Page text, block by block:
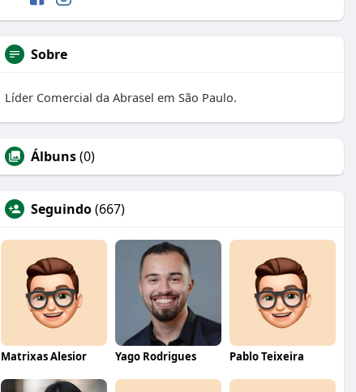
Sobre
Líder Comercial da Abrasel em São Paulo.
Álbuns(0)
Seguindo(667)
Matrixas Alesior Yago Rodrigues Pablo Teixeira